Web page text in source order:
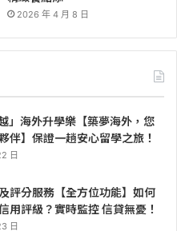
2026 年 4 月 8 日
」海外升學樂【築夢海外，您
伴】保證一趟安心留學之旅！
日
評分服務【全方位功能】如何
用評級？實時監控 信貸無憂！
日